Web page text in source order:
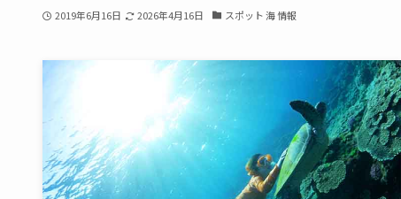
2019年6月16日 2026年4月16日 スポット 海 情報